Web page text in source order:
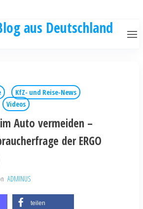
aus Deutschland
KfZ- und Reise-News
Videos
Auto vermeiden –
der ERGO
ADMINUS
teilen